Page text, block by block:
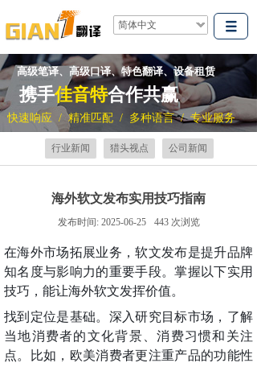
简体中文
高级笔译、高级口译、特色翻译、设备租赁
携手佳音特合作共赢
快速响应 / 精准匹配 / 多种语言 / 专业服务
行业新闻 猎头视点 公司新闻
海外软文发布实用技巧指南
发布时间: 2025-06-25 443 次浏览
在海外市场拓展业务，软文发布是提升品牌
知名度与影响力的重要手段。掌握以下实用
技巧，能让海外软文发挥价值。
找到定位是基础。深入研究目标市场，了解
当地消费者的文化背景、消费习惯和关注
点。比如，欧美消费者更注重产品的功能性